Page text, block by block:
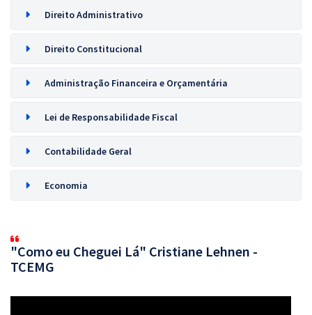
Direito Administrativo
Direito Constitucional
Administração Financeira e Orçamentária
Lei de Responsabilidade Fiscal
Contabilidade Geral
Economia
"Como eu Cheguei Lá" Cristiane Lehnen -
TCEMG